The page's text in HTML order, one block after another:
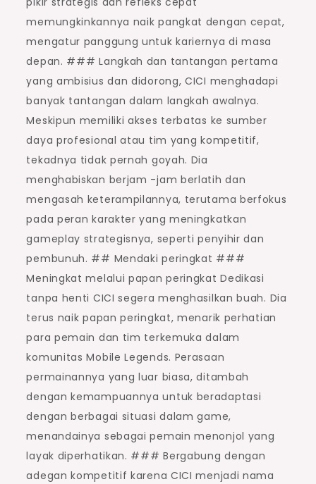
memungkinkannya naik pangkat dengan cepat,
mengatur panggung untuk kariernya di masa
depan. ### Langkah dan tantangan pertama
yang ambisius dan didorong, CICI menghadapi
banyak tantangan dalam langkah awalnya.
Meskipun memiliki akses terbatas ke sumber
daya profesional atau tim yang kompetitif,
tekadnya tidak pernah goyah. Dia
menghabiskan berjam -jam berlatih dan
mengasah keterampilannya, terutama berfokus
pada peran karakter yang meningkatkan
gameplay strategisnya, seperti penyihir dan
pembunuh. ## Mendaki peringkat ###
Meningkat melalui papan peringkat Dedikasi
tanpa henti CICI segera menghasilkan buah. Dia
terus naik papan peringkat, menarik perhatian
para pemain dan tim terkemuka dalam
komunitas Mobile Legends. Perasaan
permainannya yang luar biasa, ditambah
dengan kemampuannya untuk beradaptasi
dengan berbagai situasi dalam game,
menandainya sebagai pemain menonjol yang
layak diperhatikan. ### Bergabung dengan
adegan kompetitif karena CICI menjadi nama